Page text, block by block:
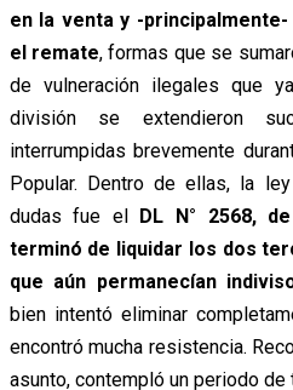
en la venta y -
el remate, formas que se
de vulneración ilegales que
división se extendieron
interrumpidas brevemente
Popular. Dentro de ellas, la
dudas fue el DL N° 2568,
terminó de liquidar los dos
que aún permanecían
bien intentó eliminar
encontró mucha resistencia.
asunto, contempló un periodo